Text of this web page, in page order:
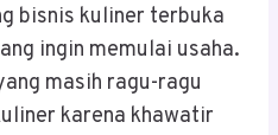
bisnis kuliner terbuka
ingin memulai usaha.
masih ragu-ragu
karena khawatir